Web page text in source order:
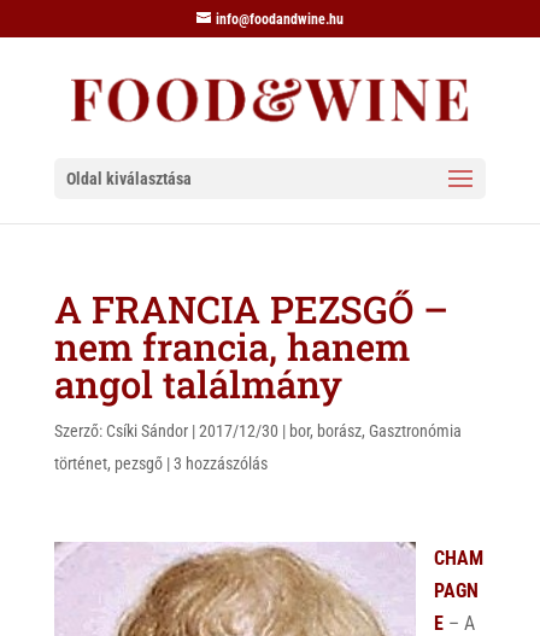
info@foodandwine.hu
Oldal kiválasztása
A FRANCIA PEZSGŐ –
nem francia, hanem
angol találmány
Szerző: Csíki Sándor|2017/12/30 | bor, borász, Gasztronómia
történet, pezsgő|3 hozzászólás
CHAM
PAGN
E– A